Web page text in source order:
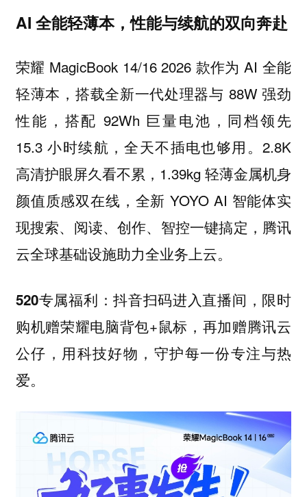
AI 全能轻薄本，性能与续航的双向奔赴
荣耀 MagicBook 14/16 2026 款作为 AI 全能
轻薄本，搭载全新一代处理器与 88W 强劲
性能，搭配 92Wh 巨量电池，同档领先
15.3 小时续航，全天不插电也够用。2.8K
高清护眼屏久看不累，1.39kg 轻薄金属机身
颜值质感双在线，全新 YOYO AI 智能体实
现搜索、阅读、创作、智控一键搞定，腾讯
云全球基础设施助力全业务上云。
520专属福利：抖音扫码进入直播间， 限时
购机赠荣耀电脑背包+鼠标，再加赠腾讯云
公仔，用科技好物，守护每一份专注与热
爱。